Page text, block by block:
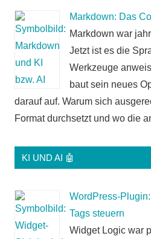
Markdown: Das
Markdown war
Jetzt ist es die
Werkzeuge
baut sein neues
darauf auf. Warum sich
Format durchsetzt und wo die
KI UND AI 🤖
WordPress-
Tags steuern
Widget Logic war